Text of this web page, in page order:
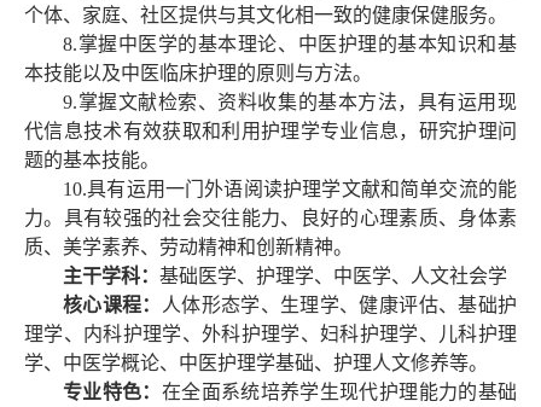
个体、家庭、社区提供与其文化相一致的健康保健服务。
8.掌握中医学的基本理论、中医护理的基本知识和基
本技能以及中医临床护理的原则与方法。
9.掌握文献检索、资料收集的基本方法，具有运用现
代信息技术有效获取和利用护理学专业信息，研究护理问
题的基本技能。
10.具有运用一门外语阅读护理学文献和简单交流的能
力。具有较强的社会交往能力、良好的心理素质、身体素
质、美学素养、劳动精神和创新精神。
主干学科： 基础医学、护理学、中医学、人文社会学
核心课程：
人体形态学、生理学、健康评估、基础护
理学、内科护理学、外科护理学、妇科护理学、儿科护理
学、中医学概论、中医护理学基础、护理人文修养等。
专业特色： 在全面系统培养学生现代护理能力的基础